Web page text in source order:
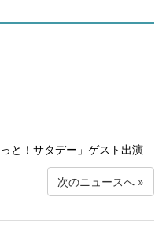
と！サタデー」ゲスト出演
次のニュースへ »